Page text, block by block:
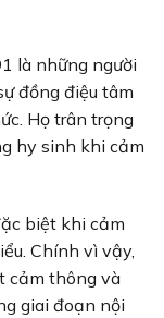
là những người
đồng điệu tâm
Họ trân trọng
hy sinh khi cảm
biệt khi cảm
Chính vì vậy,
cảm thông và
giai đoạn nội